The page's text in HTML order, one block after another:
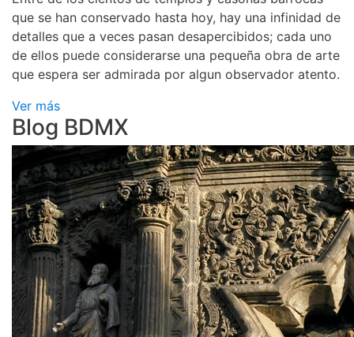
que se han conservado hasta hoy, hay una infinidad de
detalles que a veces pasan desapercibidos; cada uno
de ellos puede considerarse una pequeña obra de arte
que espera ser admirada por algun observador atento.
Ver más
Blog BDMX